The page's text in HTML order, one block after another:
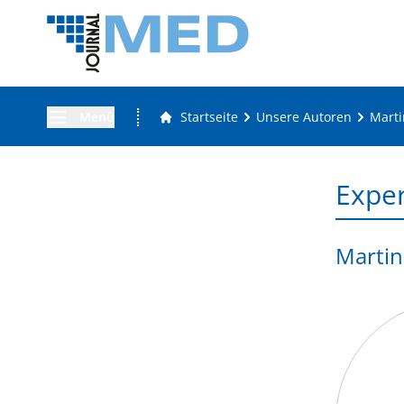
Startseite Unsere Autoren